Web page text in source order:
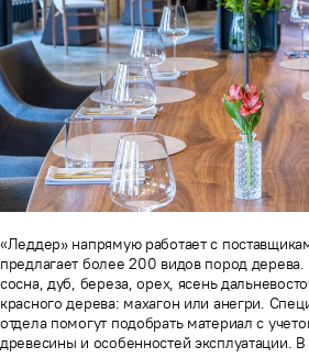
«Леддер» напрямую работает с
предлагает более 200 видов пород
сосна, дуб, береза, орех, ясень
красного дерева: махагон или анегри.
отдела помогут подобрать материал с
древесины и особенностей эксплуатации.